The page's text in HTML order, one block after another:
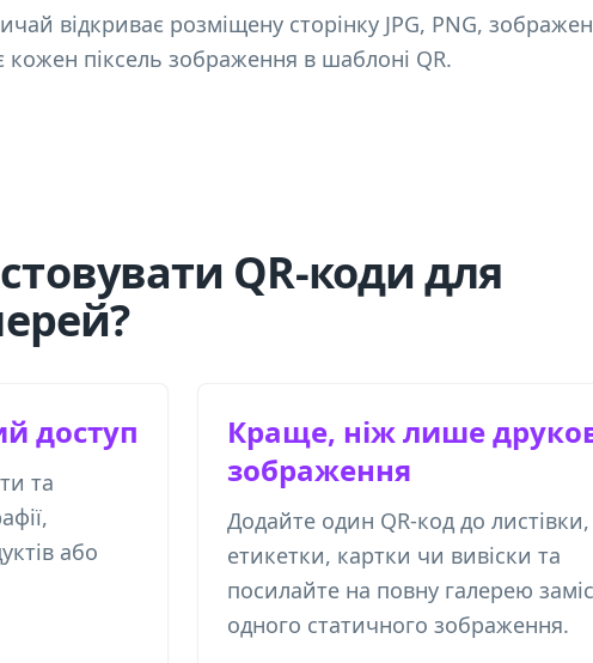
відкриває розміщену сторінку JPG, PNG,
кожен піксель зображення в шаблоні QR.
QR-коди для
доступ
та
або
Краще, ніж лише
зображення
Додайте один QR-код до листівки,
етикетки, картки чи вивіски та
посилайте на повну галерею
одного статичного зображення.